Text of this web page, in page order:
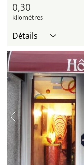
0,30
kilomètres
Détails